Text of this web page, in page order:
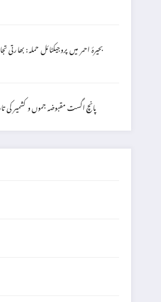
پانچ اگست مقبوضہ جموں و کشمیر کی